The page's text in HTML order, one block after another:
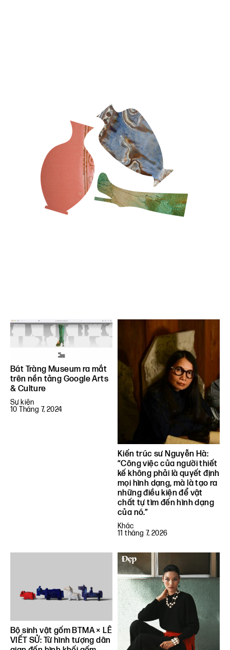
Bát Tràng Museum ra mắt
trên nền tảng Google Arts
& Culture
Sự kiện
10 Tháng 7, 2024
Kiến trúc sư Nguyễn Hà:
“Công việc của người thiết
kế không phải là quyết định
mọi hình dạng, mà là tạo ra
những điều kiện để vật
chất tự tìm đến hình dạng
của nó.”
Khác
11 tháng 7, 2026
Bộ sinh vật gốm BTMA × LÊ
VIẾT SỬ: Từ hình tượng dân